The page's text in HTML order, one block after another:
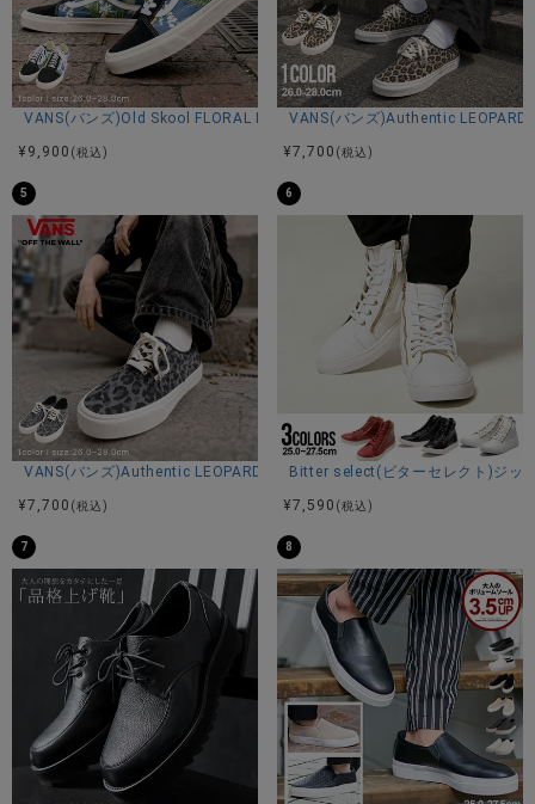
素材
アッパー：合成皮革
ソール：合成底
カラー展開
ブラック/パイソン
VANS(バンズ)Old Skool FLORAL NAVY/全1色
¥ 9,900 (税込)
VANS(バンズ)Authentic
¥7,700 (税込)
5
VANS(バンズ)Authentic LEOPARD BLACK/PEWTER/全1色
¥7,700 (税込)
6
Bitter select(ビターセレクト)ジッ
¥7,590 (税込)
7 8